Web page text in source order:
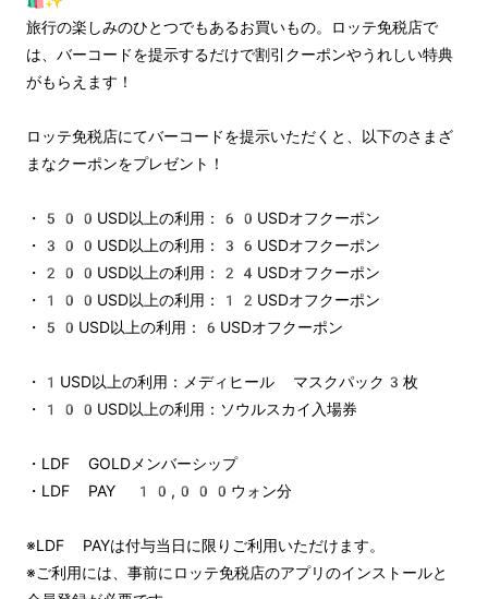
旅行の楽しみのひとつでもあるお買いもの。ロッテ免税店で
は、バーコードを提示するだけで割引クーポンやうれしい特典
がもらえます！
ロッテ免税店にてバーコードを提示いただくと、以下のさまざ
まなクーポンをプレゼント！
・500USD以上の利用：60USDオフクーポン
・300USD以上の利用：36USDオフクーポン
・200USD以上の利用：24USDオフクーポン
・100USD以上の利用：12USDオフクーポン
・50USD以上の利用：6USDオフクーポン
・1USD以上の利用：メディヒール マスクパック3枚
・100USD以上の利用：ソウルスカイ入場券
・LDF GOLDメンバーシップ
・LDF PAY 10,000ウォン分
※LDF PAYは付与当日に限りご利用いただけます。
※ご利用には、事前にロッテ免税店のアプリのインストールと